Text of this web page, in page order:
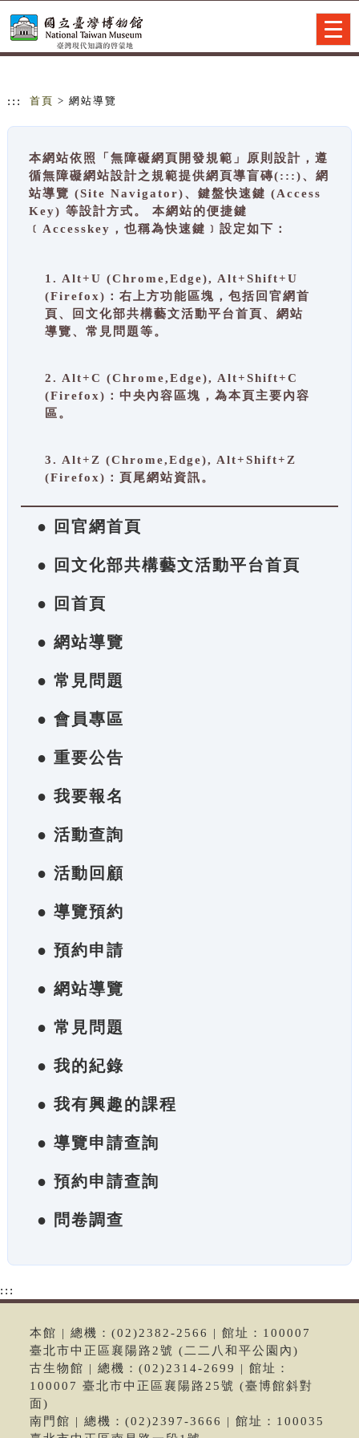
::: 首頁 > 網站導覽
本網站依照「無障礙網頁開發規範」原則設計，遵
循無障礙網站設計之規範提供網頁導盲磚(:::)、網
站導覽 (Site Navigator)、鍵盤快速鍵 (Access
Key) 等設計方式。 本網站的便捷鍵
﹝Accesskey，也稱為快速鍵﹞設定如下：
1. Alt+U (Chrome,Edge), Alt+Shift+U
(Firefox)：右上方功能區塊，包括回官網首
頁、回文化部共構藝文活動平台首頁、網站
導覽、常見問題等。
2. Alt+C (Chrome,Edge), Alt+Shift+C
(Firefox)：中央內容區塊，為本頁主要內容
區。
3. Alt+Z (Chrome,Edge), Alt+Shift+Z
(Firefox)：頁尾網站資訊。
● 回官網首頁
● 回文化部共構藝文活動平台首頁
● 回首頁
● 網站導覽
● 常見問題
● 會員專區
● 重要公告
● 我要報名
● 活動查詢
● 活動回顧
● 導覽預約
● 預約申請
● 網站導覽
● 常見問題
● 我的紀錄
● 我有興趣的課程
● 導覽申請查詢
● 預約申請查詢
● 問卷調查
:::
本館 | 總機：(02)2382-2566 | 館址：100007
臺北市中正區襄陽路2號 (二二八和平公園內)
古生物館 | 總機：(02)2314-2699 | 館址：
100007 臺北市中正區襄陽路25號 (臺博館斜對
面)
南門館 | 總機：(02)2397-3666 | 館址：100035